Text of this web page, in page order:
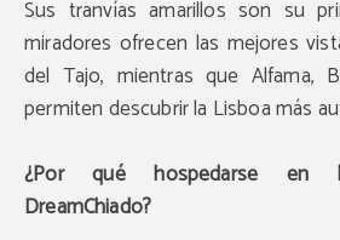
Sus tranvías amarillos son su
miradores ofrecen las mejores
del Tajo, mientras que Alfama,
permiten descubrir la Lisboa más
¿Por qué hospedarse en
DreamChiado?